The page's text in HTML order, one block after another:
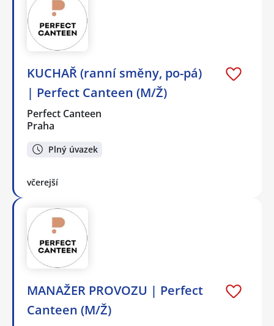
KUCHAŘ (ranní směny, po-pá)
| Perfect Canteen (M/Ž)
Perfect Canteen
Praha
Plný úvazek
včerejší
MANAŽER PROVOZU | Perfect
Canteen (M/Ž)